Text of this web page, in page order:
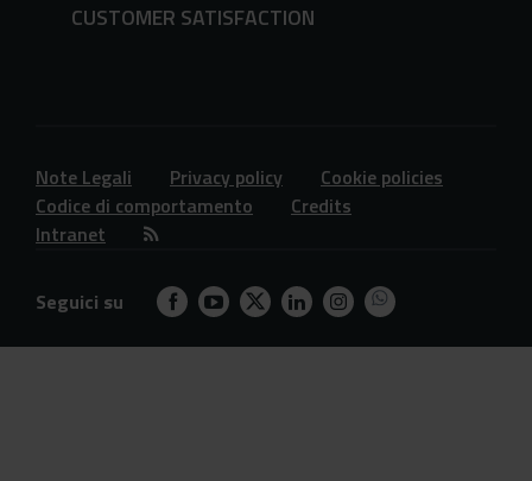
CUSTOMER SATISFACTION
Note Legali Privacy policy
Cookie policies
Codice di comportamento
Credits
Intranet
Seguici su